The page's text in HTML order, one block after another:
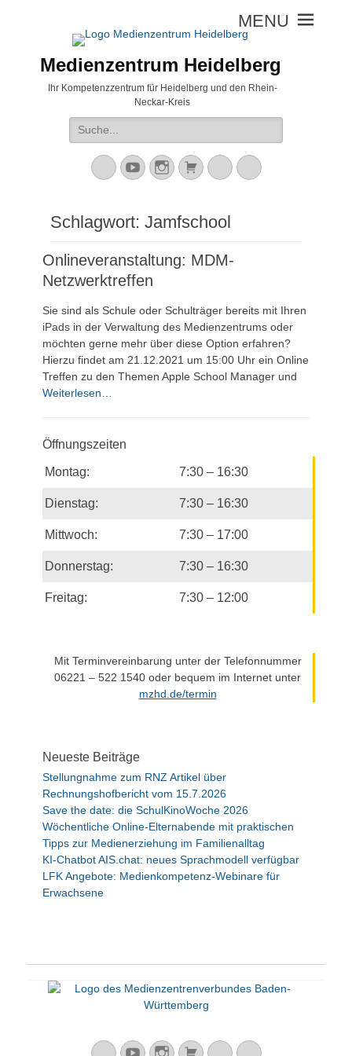
Medienzentrum Heidelberg
Ihr Kompetenzzentrum für Heidelberg und den Rhein-
Neckar-Kreis
Suche
nach:
Mastodon
YouTubeInstagramWarenkorb
CloudPeertube
Schlagwort: Jamfschool
Onlineveranstaltung: MDM-
Netzwerktreffen
Sie sind als Schule oder Schulträger bereits mit Ihren
iPads in der Verwaltung des Medienzentrums oder
möchten gerne mehr über diese Option erfahren?
Hierzu findet am 21.12.2021 um 15:00 Uhr ein Online
Treffen zu den Themen Apple School Manager und
Weiterlesen…
Öffnungszeiten
Montag: 7:30 – 16:30
Dienstag: 7:30 – 16:30
Mittwoch: 7:30 – 17:00
Donnerstag: 7:30 – 16:30
Freitag: 7:30 – 12:00
Mit Terminvereinbarung unter der Telefonnummer
06221 – 522 1540 oder bequem im Internet unter
mzhd.de/termin
Neueste Beiträge
Stellungnahme zum RNZ Artikel über
Rechnungshofbericht vom 15.7.2026
Save the date: die SchulKinoWoche 2026
Wöchentliche Online-Elternabende mit praktischen
Tipps zur Medienerziehung im Familienalltag
KI-Chatbot AIS.chat: neues Sprachmodell verfügbar
LFK Angebote: Medienkompetenz-Webinare für
Erwachsene
Mastodon
YouTubeInstagramWarenkorb
CloudPeertube